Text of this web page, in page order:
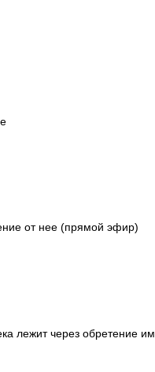
от нее (прямой эфир)
лежит через обретение им